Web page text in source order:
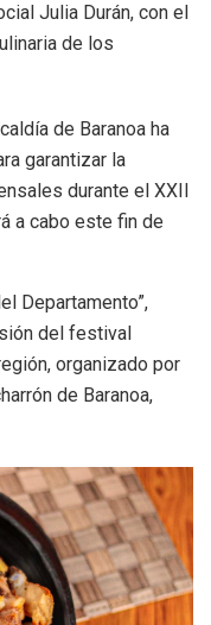
Julia Durán, con el
de los
de Baranoa ha
garantizar la
durante el XXII
a cabo este fin de
Departamento”,
del festival
organizado por
de Baranoa,